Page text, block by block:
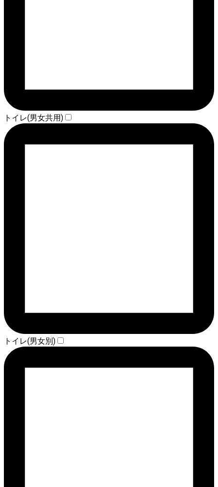
トイレ(男女共用)
トイレ(男女別)